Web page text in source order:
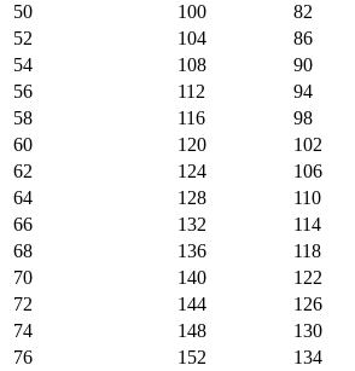
50
100 82
52
104 86
54
108 90
56
112 94
58
116 98
60
120 102
62
124 106
64
128 110
66
132 114
68
136 118
70
140 122
72
144 126
74
148 130
76
152 134